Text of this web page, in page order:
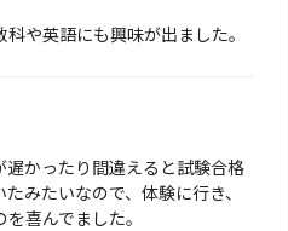
や英語にも興味が出ました。
かったり間違えると試験合格
みたいなので、体験に行き、
喜んでました。